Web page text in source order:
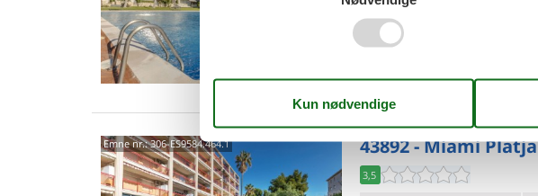
2 soveværelser
Vand 300
Emne nr.:306-ES9584.464.1 43892 - Miami Platja
3,5